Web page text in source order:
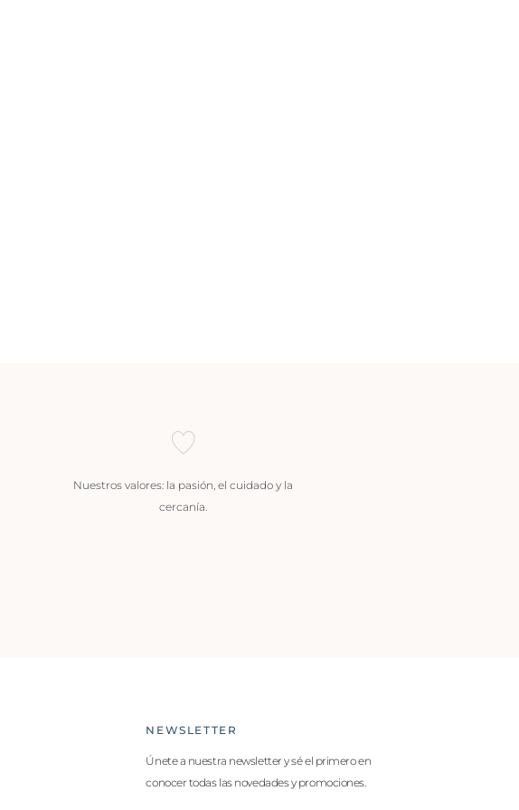
Nuestros valores: la pasión, el cuidado y la
cercanía.
NEWSLETTER
Únete a nuestra newsletter y sé el primero en
conocer todas las novedades y promociones.